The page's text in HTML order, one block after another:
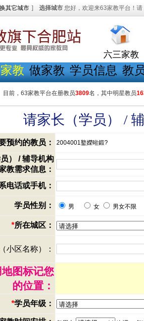
其它城市 ] 选择城市 您好，欢迎来63家教平台！请
六三家教
教 做家教 学员信息 教
目前，63家教平台在册教员3809名，其中明星教员
请家长（学员） /
预约的教员： 2004001鐜嬫暀鍛?
） / 辅导机构
教需求信息：
电话或手机：
学员性别： 男 女 男女不限
*所在城区：
小区名称）：
图标记您
的位置：
*学员年级：